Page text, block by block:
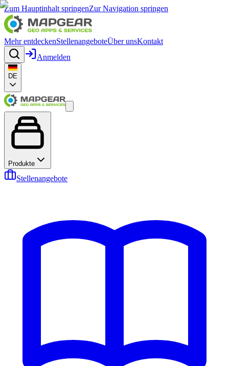
Zum Hauptinhalt springenZur Navigation springen
Mehr entdeckenStellenangeboteÜber unsKontakt
Anmelden
DE
Produkte
Stellenangebote